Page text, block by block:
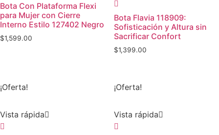
Bota Con Plataforma Flexi
para Mujer con Cierre
Interno Estilo 127402 Negro
$1,599.00
Bota Flavia 118909:
Sofisticación y Altura sin
Sacrificar Confort
$1,399.00
¡Oferta!
Vista rápida
¡Oferta!
Vista rápida